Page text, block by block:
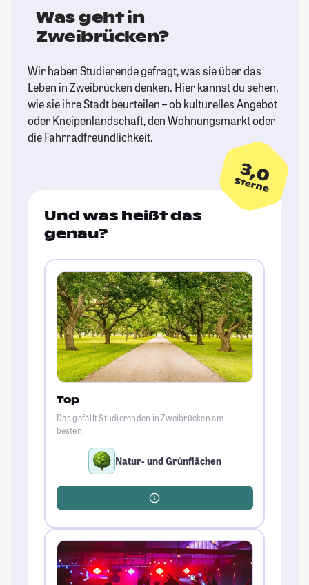
Was geht in
Zweibrücken?
Wir haben Studierende gefragt, was sie über das
Leben in Zweibrücken denken. Hier kannst du sehen,
wie sie ihre Stadt beurteilen – ob kulturelles Angebot
oder Kneipenlandschaft, den Wohnungsmarkt oder
die Fahrradfreundlichkeit.
3,0
Sterne
Und was heißt das
genau?
Top
Das gefällt Studierenden in Zweibrücken am
besten:
Natur- und Grünflächen